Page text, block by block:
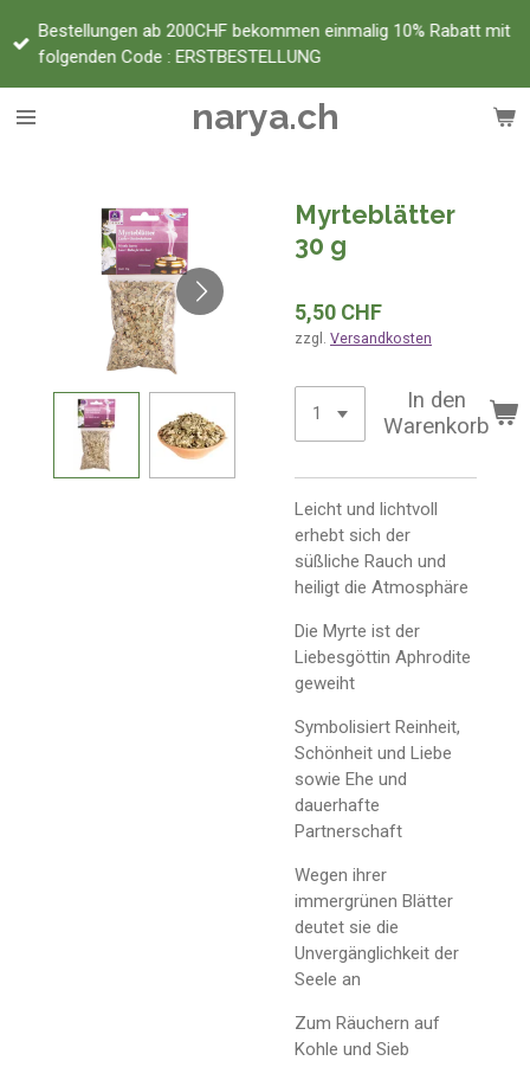
Zum
Hauptinhalt
narya.ch
Bestellungen ab 200CHF bekommen einmalig 10% Rabatt mit
folgenden Code : ERSTBESTELLUNG
Myrteblätter
30 g
5,50 CHF
zzgl. Versandkosten
In den
Warenkorb
Leicht und lichtvoll
erhebt sich der
süßliche Rauch und
heiligt die Atmosphäre
Die Myrte ist der
Liebesgöttin Aphrodite
geweiht
Symbolisiert Reinheit,
Schönheit und Liebe
sowie Ehe und
dauerhafte
Partnerschaft
Wegen ihrer
immergrünen Blätter
deutet sie die
Unvergänglichkeit der
Seele an
Zum Räuchern auf
Kohle und Sieb